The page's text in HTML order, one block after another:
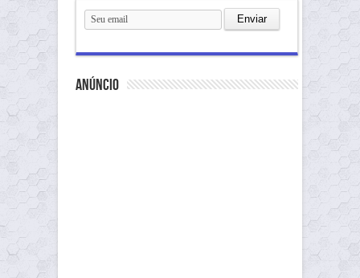
anúncio